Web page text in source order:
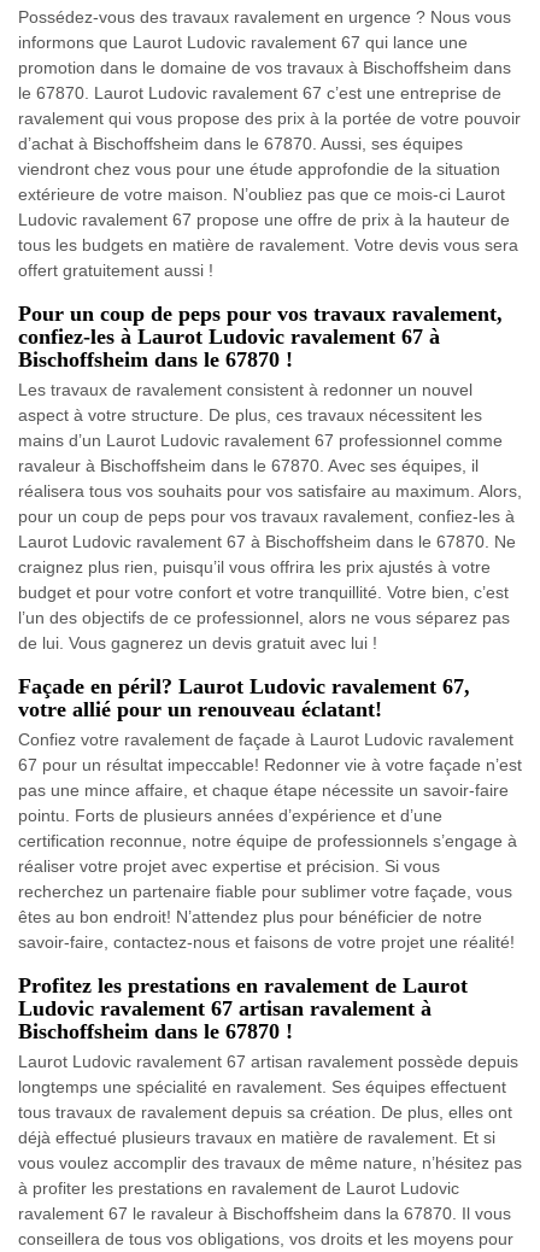
Possédez-vous des travaux ravalement en urgence ? Nous vous
informons que Laurot Ludovic ravalement 67 qui lance une
promotion dans le domaine de vos travaux à Bischoffsheim dans
le 67870. Laurot Ludovic ravalement 67 c’est une entreprise de
ravalement qui vous propose des prix à la portée de votre pouvoir
d’achat à Bischoffsheim dans le 67870. Aussi, ses équipes
viendront chez vous pour une étude approfondie de la situation
extérieure de votre maison. N’oubliez pas que ce mois-ci Laurot
Ludovic ravalement 67 propose une offre de prix à la hauteur de
tous les budgets en matière de ravalement. Votre devis vous sera
offert gratuitement aussi !
Pour un coup de peps pour vos travaux ravalement,
confiez-les à Laurot Ludovic ravalement 67 à
Bischoffsheim dans le 67870 !
Les travaux de ravalement consistent à redonner un nouvel
aspect à votre structure. De plus, ces travaux nécessitent les
mains d’un Laurot Ludovic ravalement 67 professionnel comme
ravaleur à Bischoffsheim dans le 67870. Avec ses équipes, il
réalisera tous vos souhaits pour vos satisfaire au maximum. Alors,
pour un coup de peps pour vos travaux ravalement, confiez-les à
Laurot Ludovic ravalement 67 à Bischoffsheim dans le 67870. Ne
craignez plus rien, puisqu’il vous offrira les prix ajustés à votre
budget et pour votre confort et votre tranquillité. Votre bien, c’est
l’un des objectifs de ce professionnel, alors ne vous séparez pas
de lui. Vous gagnerez un devis gratuit avec lui !
Façade en péril? Laurot Ludovic ravalement 67,
votre allié pour un renouveau éclatant!
Confiez votre ravalement de façade à Laurot Ludovic ravalement
67 pour un résultat impeccable! Redonner vie à votre façade n’est
pas une mince affaire, et chaque étape nécessite un savoir-faire
pointu. Forts de plusieurs années d’expérience et d’une
certification reconnue, notre équipe de professionnels s’engage à
réaliser votre projet avec expertise et précision. Si vous
recherchez un partenaire fiable pour sublimer votre façade, vous
êtes au bon endroit! N’attendez plus pour bénéficier de notre
savoir-faire, contactez-nous et faisons de votre projet une réalité!
Profitez les prestations en ravalement de Laurot
Ludovic ravalement 67 artisan ravalement à
Bischoffsheim dans le 67870 !
Laurot Ludovic ravalement 67 artisan ravalement possède depuis
longtemps une spécialité en ravalement. Ses équipes effectuent
tous travaux de ravalement depuis sa création. De plus, elles ont
déjà effectué plusieurs travaux en matière de ravalement. Et si
vous voulez accomplir des travaux de même nature, n’hésitez pas
à profiter les prestations en ravalement de Laurot Ludovic
ravalement 67 le ravaleur à Bischoffsheim dans la 67870. Il vous
conseillera de tous vos obligations, vos droits et les moyens pour